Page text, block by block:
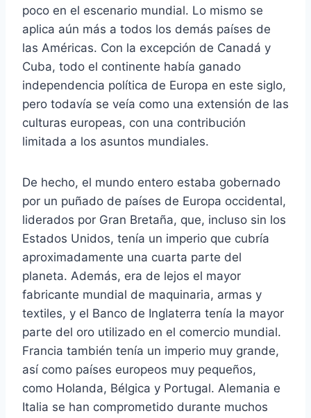
poco en el escenario mundial. Lo mismo se
aplica aún más a todos los demás países de
las Américas. Con la excepción de Canadá y
Cuba, todo el continente había ganado
independencia política de Europa en este siglo,
pero todavía se veía como una extensión de las
culturas europeas, con una contribución
limitada a los asuntos mundiales.
De hecho, el mundo entero estaba gobernado
por un puñado de países de Europa occidental,
liderados por Gran Bretaña, que, incluso sin los
Estados Unidos, tenía un imperio que cubría
aproximadamente una cuarta parte del
planeta. Además, era de lejos el mayor
fabricante mundial de maquinaria, armas y
textiles, y el Banco de Inglaterra tenía la mayor
parte del oro utilizado en el comercio mundial.
Francia también tenía un imperio muy grande,
así como países europeos muy pequeños,
como Holanda, Bélgica y Portugal. Alemania e
Italia se han comprometido durante muchos